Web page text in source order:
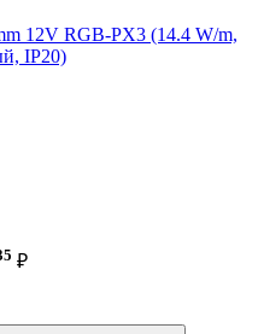
12V RGB-PX3 (14.4 W/m,
IP20)
₽